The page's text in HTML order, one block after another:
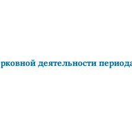
деятельности